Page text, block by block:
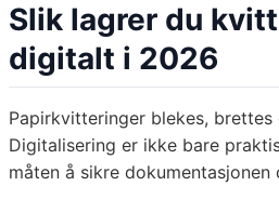
Slik lagrer du
digitalt i 2026
Papirkvitteringer blekes, brettes
Digitalisering er ikke bare
måten å sikre dokumentasjonen